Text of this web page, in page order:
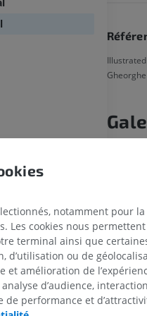
notamment pour
Les cookies nous
terminal ainsi que
d’utilisation ou de
et amélioration de
d’audience,
de performance et